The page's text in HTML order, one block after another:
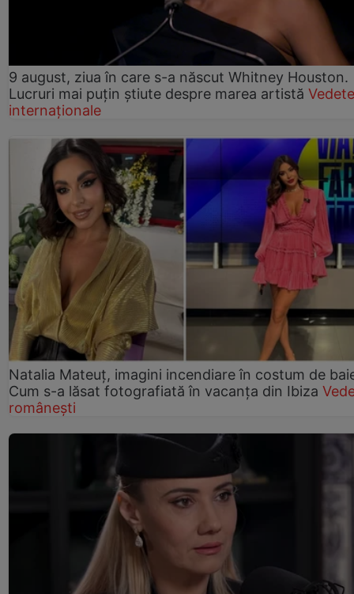
9 august, ziua în care s-a născut Whitney Houston.
Lucruri mai puțin știute despre marea artistă Vedete
internaționale
Natalia Mateuț, imagini incendiare în costum de
Cum s-a lăsat fotografiată în vacanța din Ibiza
românești